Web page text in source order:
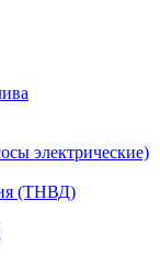
электрические)
(ТНВД)